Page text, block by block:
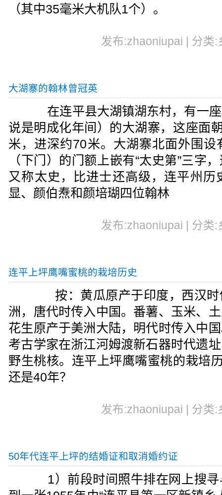
（其中35毫米大机队1个）。
发布:zhaoniupai | 分类
大湖寨的翰林曾冠英
在连平县大湖镇湖东村，有一座
说是明成化年间）的大湖寨，这座面
米，进深约70米。大湖寨北面外围
（下门）的门额上嵌有“太史第”三
又称太史，比进士还高级，连平州历
显、颜伯焘和颜培瑚四位翰林
发布:zhaoniupai | 分类
连平上坪鹰嘴蜜桃的栽培历史
按：黄瓜原产于印度，西汉时
洲，唐代时传入中国。番薯、玉米、
花生原产于美洲大陆，明代时传入中
考古学家在浙江河姆渡新石器时代遗
野生桃核。连平上坪鹰嘴蜜桃的栽培
还是40年？
发布:zhaoniupai | 分类
50年代连平上坪的结婚证和取消婚约证
1）前段时间照牛排在网上搜寻